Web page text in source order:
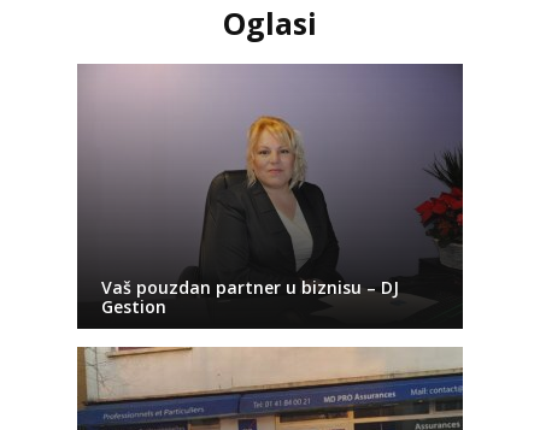
Oglasi
Vaš pouzdan partner u biznisu – DJ
Gestion